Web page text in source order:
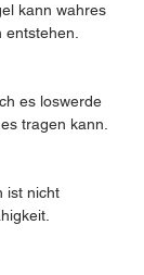
kann wahres
es loswerde
tragen kann.
ist nicht